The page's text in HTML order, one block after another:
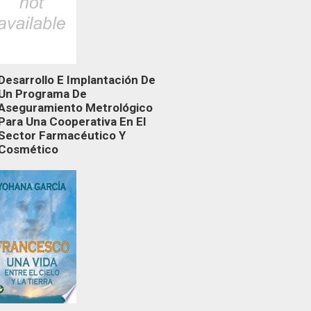
E Implantación De
Programa De
Metrológico
Una Cooperativa En El
Farmacéutico Y